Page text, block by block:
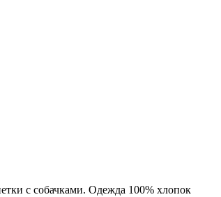
с собачками. Одежда 100% хлопок